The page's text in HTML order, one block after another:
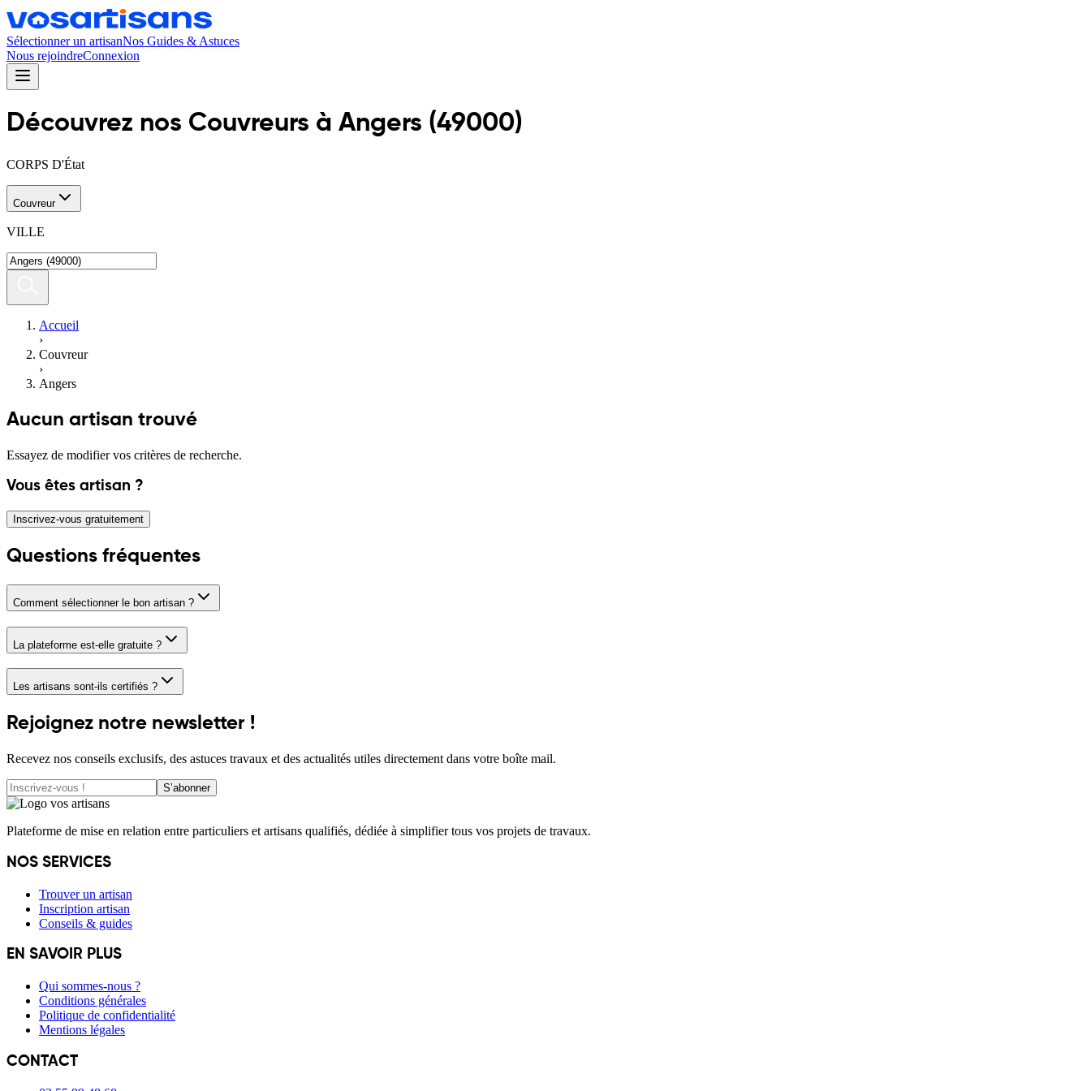
Sélectionner un artisanNos Guides & Astuces
Nous rejoindreConnexion
Découvrez nos Couvreurs à Angers (49000)
CORPS D'État
Couvreur
VILLE
Accueil
›
Couvreur
›
Angers
Aucun artisan trouvé
Essayez de modifier vos critères de recherche.
Vous êtes artisan ?
Inscrivez-vous gratuitement
Questions fréquentes
Comment sélectionner le bon artisan ?
La plateforme est-elle gratuite ?
Les artisans sont-ils certifiés ?
Rejoignez notre newsletter !
Recevez nos conseils exclusifs, des astuces travaux et des actualités utiles directement dans votre boîte mail.
S’abonner
Plateforme de mise en relation entre particuliers et artisans qualifiés, dédiée à simplifier tous vos projets de travaux.
NOS SERVICES
Trouver un artisan
Inscription artisan
Conseils & guides
EN SAVOIR PLUS
Qui sommes-nous ?
Conditions générales
Politique de confidentialité
Mentions légales
CONTACT